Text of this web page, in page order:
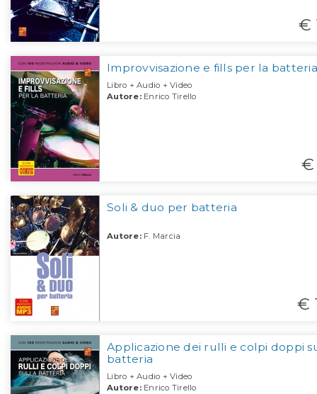
€
Improvvisazione e fills per la batteria
Libro + Audio + Video
Autore:Enrico Tirello
€
Soli & duo per batteria
Autore:F. Marcia
€
Applicazione dei rulli e colpi doppi
batteria
Libro + Audio + Video
Autore:Enrico Tirello